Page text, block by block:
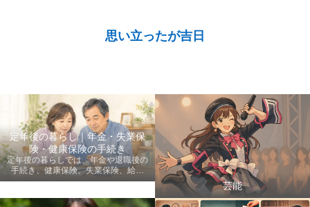
思い立ったが吉日
定年後の暮らし｜年金・失業保
険・健康保険の手続き
定年後の暮らしでは、年金や退職後の
手続き、健康保険、失業保険、給付
金、医療費など、老後に知っておきた
します。
芸能